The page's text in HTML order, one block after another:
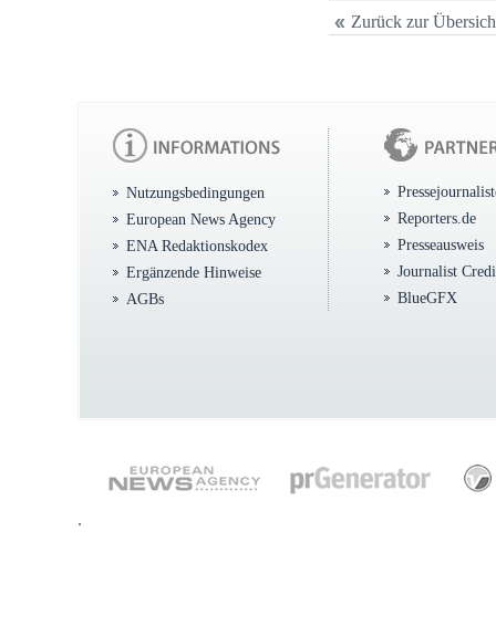
Zurück zur
Nutzungsbedingungen
European News Agency
ENA Redaktionskodex
Ergänzende Hinweise
AGBs
Reporters.de
Presseausweis
Journalist
BlueGFX
.